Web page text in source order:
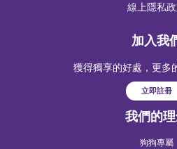
線上隱私
加入我
獲得獨享的好處，更多
立即註冊
我們的
狗狗專屬